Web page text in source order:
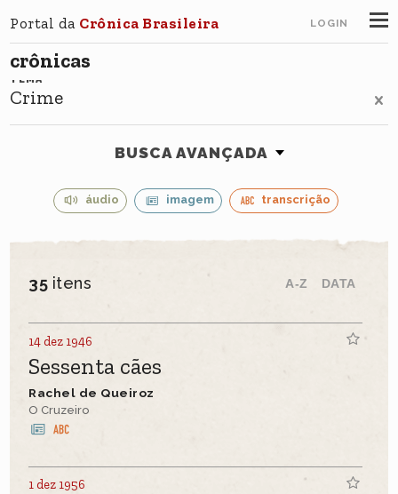
Portal da Crônica Brasileira LOGIN
crônicas
TEMA
Crime
BUSCA AVANÇADA
áudio imagem transcrição
35 itens A-Z DATA
14 dez 1946
Sessenta cães
Rachel de Queiroz
O Cruzeiro
1 dez 1956